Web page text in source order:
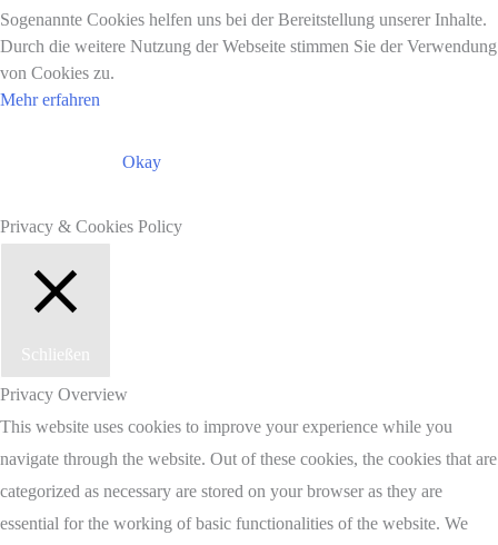
Sogenannte Cookies helfen uns bei der Bereitstellung unserer Inhalte.
Durch die weitere Nutzung der Webseite stimmen Sie der Verwendung
von Cookies zu.
Mehr erfahren
Okay
Privacy & Cookies Policy
Schließen
Privacy Overview
This website uses cookies to improve your experience while you
navigate through the website. Out of these cookies, the cookies that are
categorized as necessary are stored on your browser as they are
essential for the working of basic functionalities of the website. We